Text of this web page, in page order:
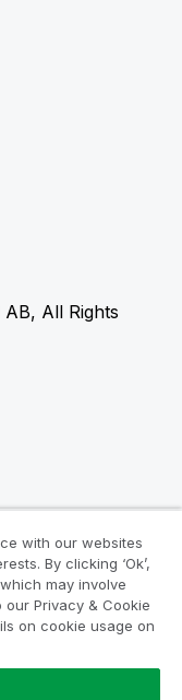
All Rights
with our websites
By clicking ‘Ok’,
may involve
Privacy & Cookie
on cookie usage on